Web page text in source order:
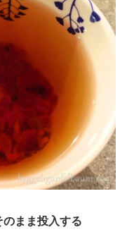
のまま投入する